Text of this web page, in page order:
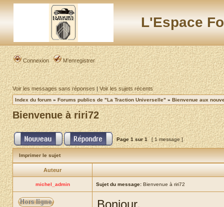
L'Espace
Connexion M’enregistrer
Voir les messages sans réponses|Voir les sujets récents
Index du forum » Forums publics de "La Traction Universelle" » Bienvenue aux
Bienvenue à riri72
Page1sur1 [ 1 message ]
Imprimer le sujet
Auteur
michel_admin Sujet du message: Bienvenue à riri72
Bonjour,